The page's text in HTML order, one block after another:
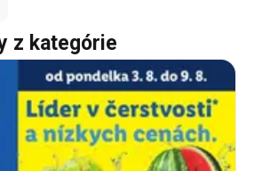
z kategórie